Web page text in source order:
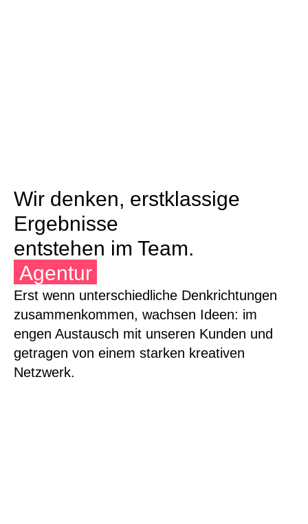
Wir denken, erstklassige
Ergebnisse
entstehen im Team.
Agentur
Erst wenn unterschiedliche Denkrichtungen
zusammenkommen, wachsen Ideen: im
engen Austausch mit unseren Kunden und
getragen von einem starken kreativen
Netzwerk.